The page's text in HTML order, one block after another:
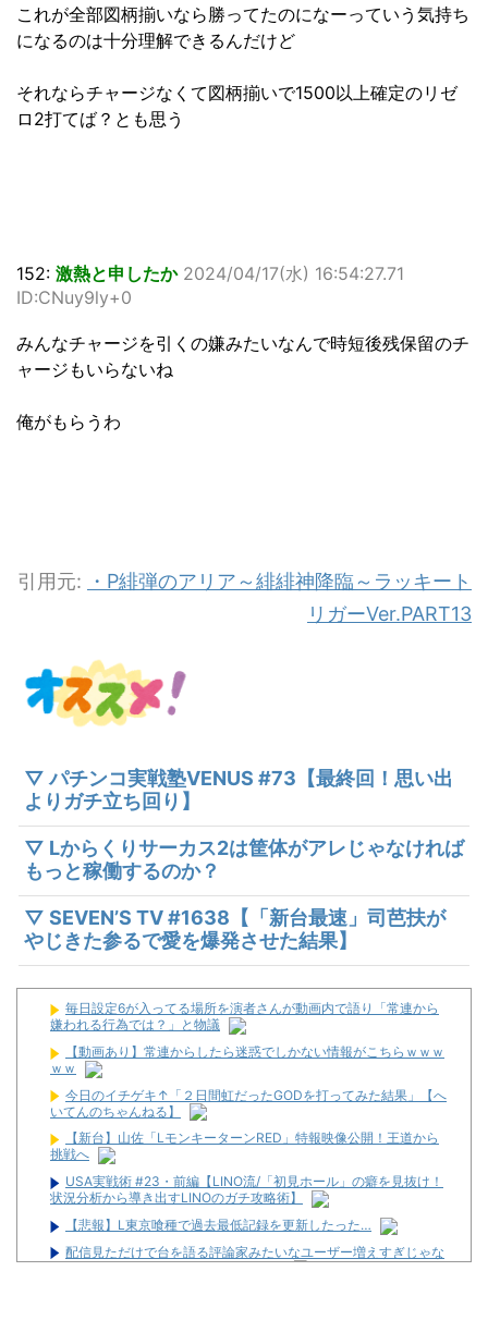
これが全部図柄揃いなら勝ってたのになーっていう気持ち
になるのは十分理解できるんだけど
それならチャージなくて図柄揃いで1500以上確定のリゼ
ロ2打てば？とも思う
152: 激熱と申したか 2024/04/17(水) 16:54:27.71
ID:CNuy9ly+0
みんなチャージを引くの嫌みたいなんで時短後残保留のチ
ャージもいらないね
俺がもらうわ
引用元:
・P緋弾のアリア～緋緋神降臨～ラッキート
リガーVer.PART13
▽ パチンコ実戦塾VENUS #73【最終回！思い出
よりガチ立ち回り】
▽ Lからくりサーカス2は筐体がアレじゃなければ
もっと稼働するのか？
▽ SEVEN’S TV #1638【「新台最速」司芭扶が
やじきた参るで愛を爆発させた結果】
毎日設定6が入ってる場所を演者さんが動画内で語り「常連から
嫌われる行為では？」と物議
【動画あり】常連からしたら迷惑でしかない情報がこちらｗｗｗ
ｗｗ
今日のイチゲキ↑「２日間虹だったGODを打ってみた結果」【へ
いてんのちゃんねる】
【新台】山佐「LモンキーターンRED」特報映像公開！王道から
挑戦へ
USA実戦術 #23・前編【LINO流/「初見ホール」の癖を見抜け！
状況分析から導き出すLINOのガチ攻略術】
【悲報】L東京喰種で過去最低記録を更新したった…
配信見ただけで台を語る評論家みたいなユーザー増えすぎじゃな
い？金も使わずネガキャンって害悪だろ